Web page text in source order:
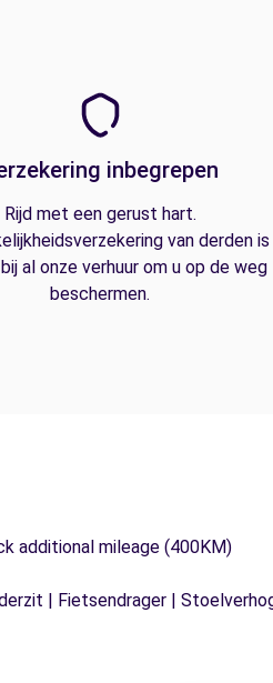
inbegrepen
Rijd met een gerust hart.
van derden is
al onze verhuur om u op de
beschermen.
additional mileage (400KM)
| Fietsendrager |